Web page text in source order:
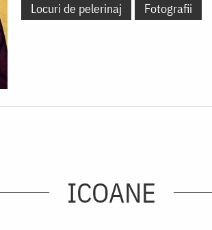
Locuri de pelerinaj
Fotografii
ICOANE